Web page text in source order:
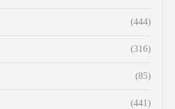
(444)
(316)
(85)
(441)